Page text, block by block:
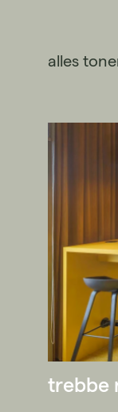
alles
trebbe